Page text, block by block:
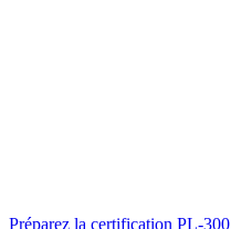
Préparez la certification PL‑300